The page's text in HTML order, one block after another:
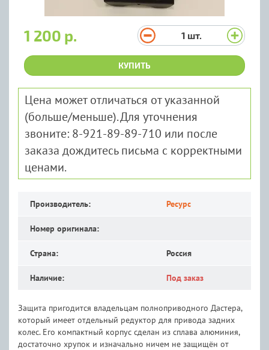
1 200 р. 1 шт.
КУПИТЬ
Цена может отличаться от указанной
(больше/меньше). Для уточнения
звоните: 8-921-89-89-710 или после
заказа дождитесь письма с корректными
ценами.
Производитель: Ресурс
Номер оригинала:
Страна: Россия
Наличие: Под заказ
Защита пригодится владельцам полноприводного Дастера,
который имеет отдельный редуктор для привода задних
колес. Его компактный корпус сделан из сплава алюминия,
достаточно хрупок и изначально ничем не защищён от